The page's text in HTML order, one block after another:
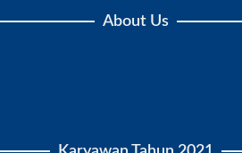
About Us